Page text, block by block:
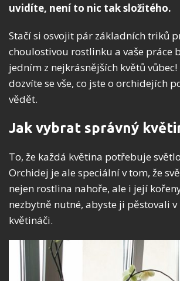
uvidíte, není to nic tak složitého.
Stačí si osvojit pár základních triků
choulostivou rostlinku a vaše práce
jedním z nejkrásnějších květů vůbec!
dozvíte se vše, co jste o orchidejích
vědět.
Jak vybrat správný
To, že každá květina potřebuje
Orchidej je ale speciální v tom, že
nejen rostlina nahoře, ale i její
nezbytně nutné, abyste ji pěstovali
květináči.